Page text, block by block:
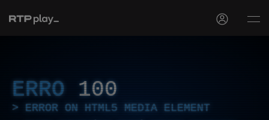
ERRO 100
ERROR ON HTML5 MEDIA ELEMENT